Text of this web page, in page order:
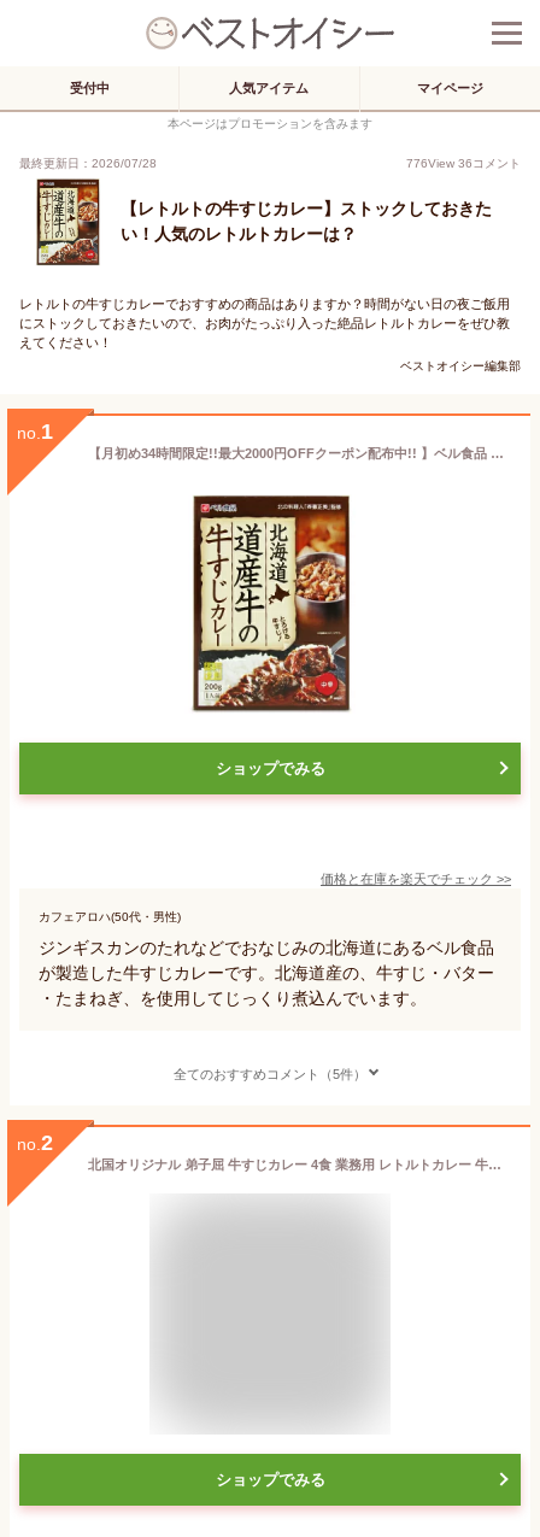
受付中 人気アイテム マイページ
本ページはプロモーションを含みます
最終更新日：2026/07/28 776View 36コメント
【レトルトの牛すじカレー】ストックしておきた
い！人気のレトルトカレーは？
レトルトの牛すじカレーでおすすめの商品はありますか？時間がない日の夜ご飯用
にストックしておきたいので、お肉がたっぷり入った絶品レトルトカレーをぜひ教
えてください！
ベストオイシー編集部
no. 1
【月初め34時間限定!!最大2000円OFFクーポン配布中!! 】ベル食品 北海道 道産牛の牛すじカレー200g 中辛
ショップでみる
価格と在庫を楽天でチェック >>
カフェアロハ(50代・男性)
ジンギスカンのたれなどでおなじみの北海道にあるベル食品
が製造した牛すじカレーです。北海道産の、牛すじ・バター
・たまねぎ、を使用してじっくり煮込んでいます。
全てのおすすめコメント（5件）
no. 2
北国オリジナル 弟子屈 牛すじカレー 4食 業務用 レトルトカレー 牛スジカレー 牛肉 北海道 カレー 中辛 カレー レトルト 食品 ビーフ 北海道グルメ お取り寄せグルメ ご当地カレー カレー 父の日 食べ物 業務用 備蓄 食料 仕送り 食品 curry 送料無料
ショップでみる